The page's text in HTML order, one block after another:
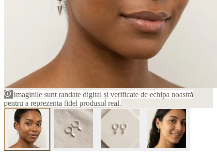
Imaginile sunt randate digital și verificate de echipa noastră
pentru a reprezenta fidel produsul real.